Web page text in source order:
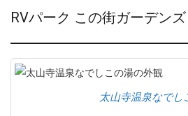
RVパーク この街ガーデンズ
太山寺温泉なでし